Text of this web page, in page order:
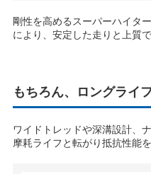
剛性を高めるスーパーハイタ
により、安定した走りと上質
もちろん、ロングライ
ワイドトレッドや深溝設計、
摩耗ライフと転がり抵抗性能